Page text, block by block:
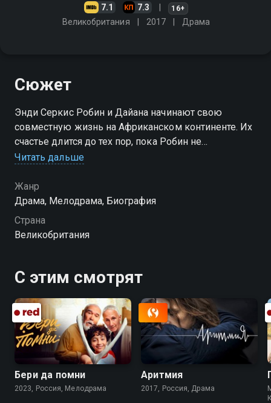
7.1 7.3 16+
Великобритания 2017 Драма
Сюжет
Энди Серкис Робин и Дайана начинают свою
совместную жизнь на Африканском континенте. Их
счастье длится до тех пор, пока Робин не
оказывается прикован к постели из-за внезапно
бороться за жизнь мужа
Читать дальше
Жанр
Драма, Мелодрама, Биография
Страна
Великобритания
С этим смотрят
Бери да помни
2023, Россия, Мелодрама
Аритмия
2017, Россия, Драма